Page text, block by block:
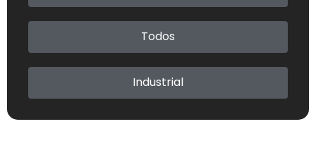
Agrícola
Todos
Todos
Industrial